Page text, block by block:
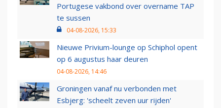
Portugese vakbond over overname TAP
te sussen
04-08-2026, 15:33
Nieuwe Privium-lounge op Schiphol opent
op 6 augustus haar deuren
04-08-2026, 14:46
Groningen vanaf nu verbonden met
Esbjerg: 'scheelt zeven uur rijden'